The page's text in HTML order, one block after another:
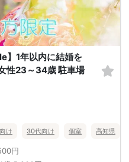
】1年以内に結婚を
性23～34歳 駐車場
け 30代向け 個室 高知県
円